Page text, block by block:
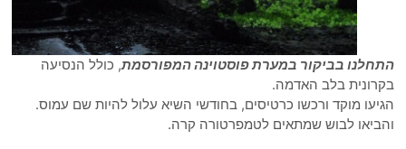
בביקור במערת פוסטוינה המפורסמת, כולל הנסיעה
בלב האדמה.
מוקד ורכשו כרטיסים, בחודשי השיא עלול להיות שם עמוס.
לבוש שמתאים לטמפרטורה קרה.